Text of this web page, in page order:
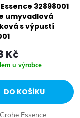
32898001
umyvadlová
s výpustí
Kč
u výrobce
DO KOŠÍKU
Essence